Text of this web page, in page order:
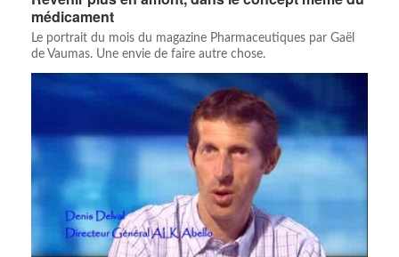
médicament
Le portrait du mois du magazine Pharmaceutiques par Gaël
de Vaumas. Une envie de faire autre chose.